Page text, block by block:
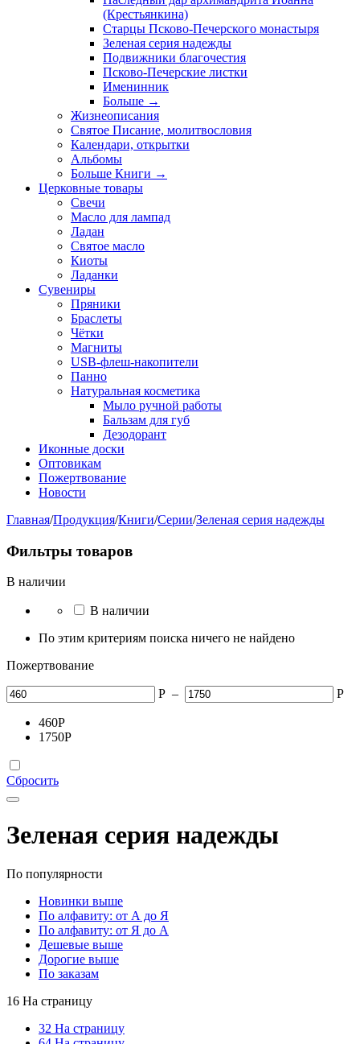
(Крестьянкина)
Старцы Псково-Печерского монастыря
Зеленая серия надежды
Подвижники благочестия
Псково-Печерские листки
Именинник
Больше →
Жизнеописания
Святое Писание, молитвословия
Календари, открытки
Альбомы
Больше Книги →
Церковные товары
Свечи
Масло для лампад
Ладан
Святое масло
Киоты
Ладанки
Сувениры
Пряники
Браслеты
Чётки
Магниты
USB-флеш-накопители
Панно
Натуральная косметика
Мыло ручной работы
Бальзам для губ
Дезодорант
Иконные доски
Оптовикам
Пожертвование
Новости
Главная/Продукция/Книги/Серии/Зеленая серия надежды
Фильтры товаров
В наличии
В наличии
По этим критериям поиска ничего не найдено
Пожертвование
Р – Р
460Р
1750Р
Сбросить
Зеленая серия надежды
По популярности
Новинки выше
По алфавиту: от А до Я
По алфавиту: от Я до А
Дешевые выше
Дорогие выше
По заказам
16 На страницу
32 На страницу